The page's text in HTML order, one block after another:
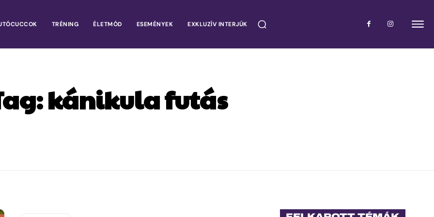
TRÉNING ÉLETMÓD ESEMÉNYEK EXKLUZÍV INTERJÚK
kánikula futás